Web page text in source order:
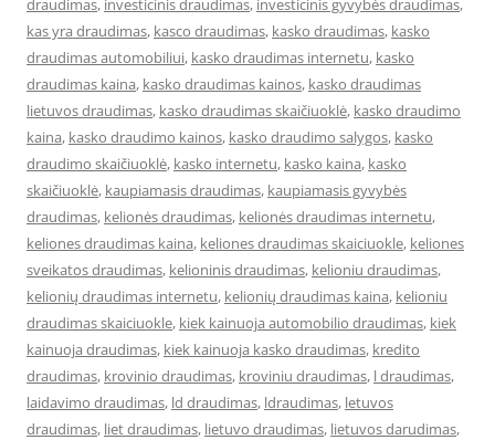
draudimas, investicinis draudimas, investicinis gyvybės draudimas,
kas yra draudimas, kasco draudimas, kasko draudimas, kasko
draudimas automobiliui, kasko draudimas internetu, kasko
draudimas kaina, kasko draudimas kainos, kasko draudimas
lietuvos draudimas, kasko draudimas skaičiuoklė, kasko draudimo
kaina, kasko draudimo kainos, kasko draudimo salygos, kasko
draudimo skaičiuoklė, kasko internetu, kasko kaina, kasko
skaičiuoklė, kaupiamasis draudimas, kaupiamasis gyvybės
draudimas, kelionės draudimas, kelionės draudimas internetu,
keliones draudimas kaina, keliones draudimas skaiciuokle, keliones
sveikatos draudimas, kelioninis draudimas, kelioniu draudimas,
kelionių draudimas internetu, kelionių draudimas kaina, kelioniu
draudimas skaiciuokle, kiek kainuoja automobilio draudimas, kiek
kainuoja draudimas, kiek kainuoja kasko draudimas, kredito
draudimas, krovinio draudimas, kroviniu draudimas, l draudimas,
laidavimo draudimas, ld draudimas, ldraudimas, letuvos
draudimas, liet draudimas, lietuvo draudimas, lietuvos darudimas,